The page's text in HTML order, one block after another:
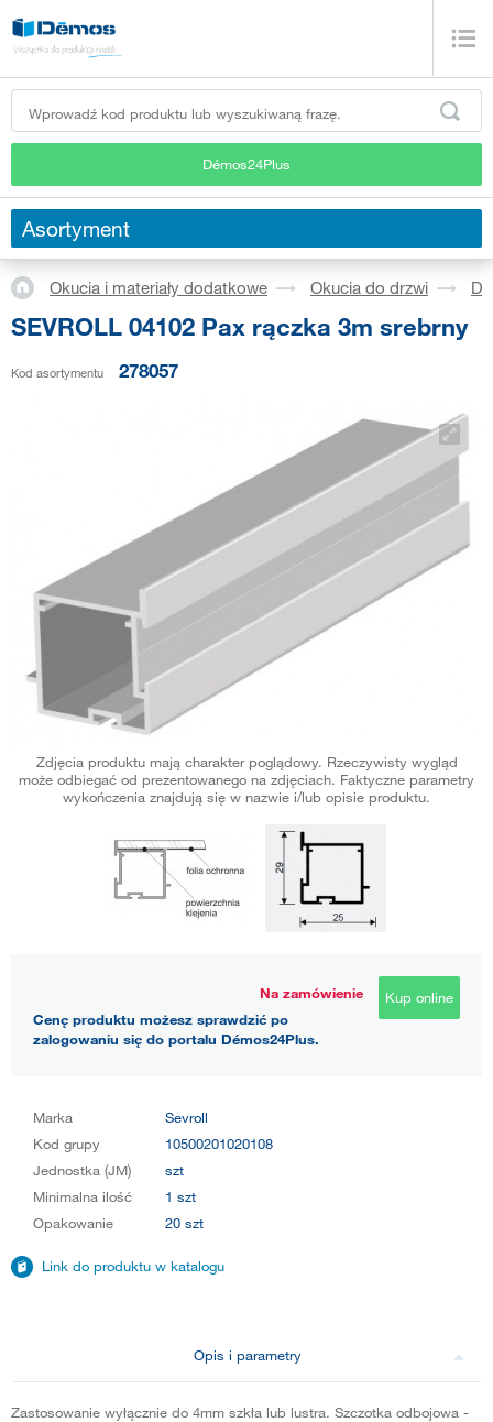
Démos24Plus
Asortyment
Okucia i materiały dodatkowe Okucia do drzwi
SEVROLL 04102 Pax rączka 3m srebrny
Kod asortymentu 278057
Zdjęcia produktu mają charakter poglądowy. Rzeczywisty wygląd
może odbiegać od prezentowanego na zdjęciach. Faktyczne parametry
wykończenia znajdują się w nazwie i/lub opisie produktu.
Na zamówienie
Cenę produktu możesz sprawdzić po
zalogowaniu się do portalu Démos24Plus.
Kup online
Marka
Sevroll
Kod grupy
10500201020108
Jednostka (JM)
szt
Minimalna ilość
1 szt
Opakowanie
20 szt
Link do produktu w katalogu
Opis i parametry
Zastosowanie wyłącznie do 4mm szkła lub lustra. Szczotka odbojowa -